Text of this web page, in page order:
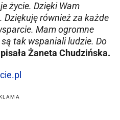
życie. Dzięki Wam
Dziękuję również za każde
Mam ogromne
tak wspaniali ludzie. Do
Żaneta Chudzińska.